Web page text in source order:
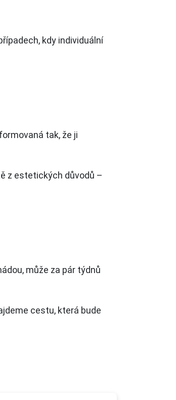
kdy individuální
tak, že ji
z estetických důvodů –
může za pár týdnů
cestu, která bude